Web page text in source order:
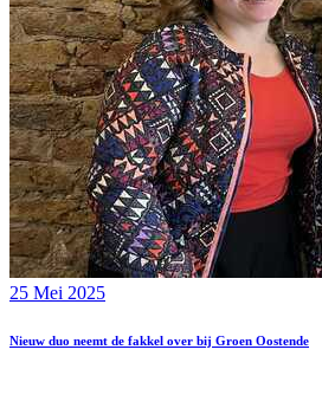
25 Mei 2025
Nieuw duo neemt de fakkel over bij Groen Oostende